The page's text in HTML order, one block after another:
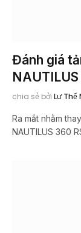
Đánh giá
chia sẻ bởi Lư Thế
Ra mắt nhằm
NAUTILUS 360